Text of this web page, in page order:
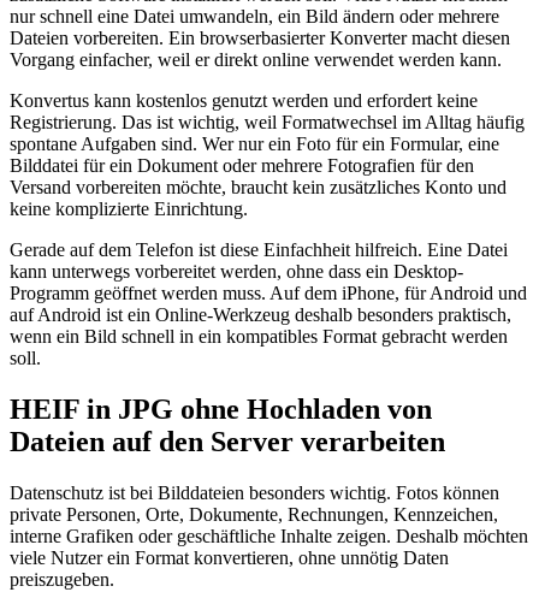
nur schnell eine Datei umwandeln, ein Bild ändern oder mehrere
Dateien vorbereiten. Ein browserbasierter Konverter macht diesen
Vorgang einfacher, weil er direkt online verwendet werden kann.
Konvertus kann kostenlos genutzt werden und erfordert keine
Registrierung. Das ist wichtig, weil Formatwechsel im Alltag häufig
spontane Aufgaben sind. Wer nur ein Foto für ein Formular, eine
Bilddatei für ein Dokument oder mehrere Fotografien für den
Versand vorbereiten möchte, braucht kein zusätzliches Konto und
keine komplizierte Einrichtung.
Gerade auf dem Telefon ist diese Einfachheit hilfreich. Eine Datei
kann unterwegs vorbereitet werden, ohne dass ein Desktop-
Programm geöffnet werden muss. Auf dem iPhone, für Android und
auf Android ist ein Online-Werkzeug deshalb besonders praktisch,
wenn ein Bild schnell in ein kompatibles Format gebracht werden
soll.
HEIF in JPG ohne Hochladen von
Dateien auf den Server verarbeiten
Datenschutz ist bei Bilddateien besonders wichtig. Fotos können
private Personen, Orte, Dokumente, Rechnungen, Kennzeichen,
interne Grafiken oder geschäftliche Inhalte zeigen. Deshalb möchten
viele Nutzer ein Format konvertieren, ohne unnötig Daten
preiszugeben.